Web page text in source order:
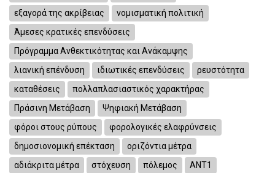
εξαγορά της ακρίβειας
νομισματική πολιτική
Άμεσες κρατικές επενδύσεις
Πρόγραμμα Ανθεκτικότητας και Ανάκαμψης
λιανική επένδυση
ιδιωτικές επενδύσεις
ρευστότητα
καταθέσεις
πολλαπλασιαστικός χαρακτήρας
Πράσινη Μετάβαση
Ψηφιακή Μετάβαση
φόροι στους ρύπους
φορολογικές ελαφρύνσεις
δημοσιονομική επέκταση
οριζόντια μέτρα
αδιάκριτα μέτρα
στόχευση πόλεμος
ΑΝΤ1